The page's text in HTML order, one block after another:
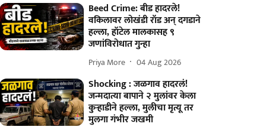
Beed Crime: बीड हादरले!
वकिलावर लोखंडी रॉड अन् दगडाने
हल्ला, हॉटेल मालकासह ९
जणांविरोधात गुन्हा
Priya More 04 Aug 2026
Shocking : जळगाव हादरलं!
जन्मदात्या बापाने २ मुलांवर केला
कुऱ्हाडीने हल्ला, मुलीचा मृत्यू तर
मुलगा गंभीर जखमी